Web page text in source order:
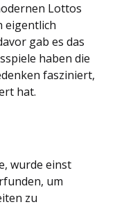
Lottos
eigentlich
gab es das
haben die
fasziniert,
hat.
wurde einst
um
zu